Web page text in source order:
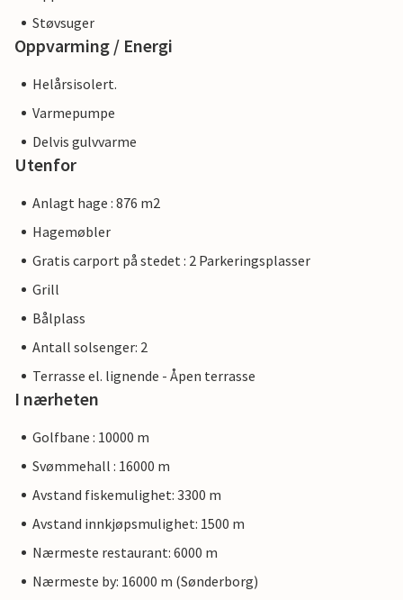
Støvsuger
Oppvarming / Energi
Helårsisolert.
Varmepumpe
Delvis gulvvarme
Utenfor
Anlagt hage : 876 m2
Hagemøbler
Gratis carport på stedet : 2 Parkeringsplasser
Grill
Bålplass
Antall solsenger: 2
Terrasse el. lignende - Åpen terrasse
I nærheten
Golfbane : 10000 m
Svømmehall : 16000 m
Avstand fiskemulighet: 3300 m
Avstand innkjøpsmulighet: 1500 m
Nærmeste restaurant: 6000 m
Nærmeste by: 16000 m (Sønderborg)